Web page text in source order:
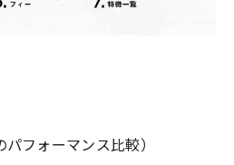
フォーマンス比較）